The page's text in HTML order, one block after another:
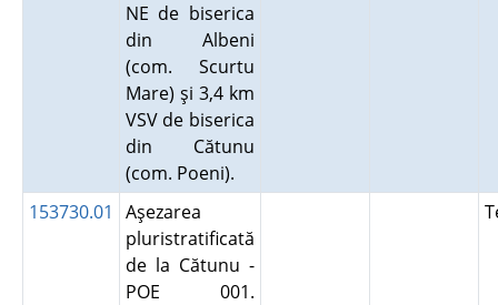
NE de biserica
din Albeni
(com. Scurtu
Mare) şi 3,4 km
VSV de biserica
din Cătunu
(com. Poeni).
153730.01
Aşezarea
pluristratificată
de la Cătunu -
POE 001.